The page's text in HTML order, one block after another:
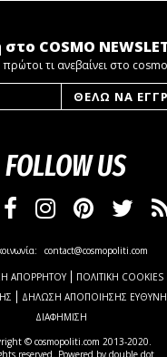
COSMO
πρώτοι τι ανεβαίνει στο
FOLLOW US
© cosmopoliti.com 2013-2020.
reserved. Powered by double dot
contact@cosmopoliti.com
ΑΠΟΡΡΗΤΟΥ
ΠΟΛΙΤΙΚΗ COOKIES
ΔΗΛΩΣΗ ΑΠΟΠΟΙΗΣΗΣ
ΔΙΑΦΗΜΙΣΗ